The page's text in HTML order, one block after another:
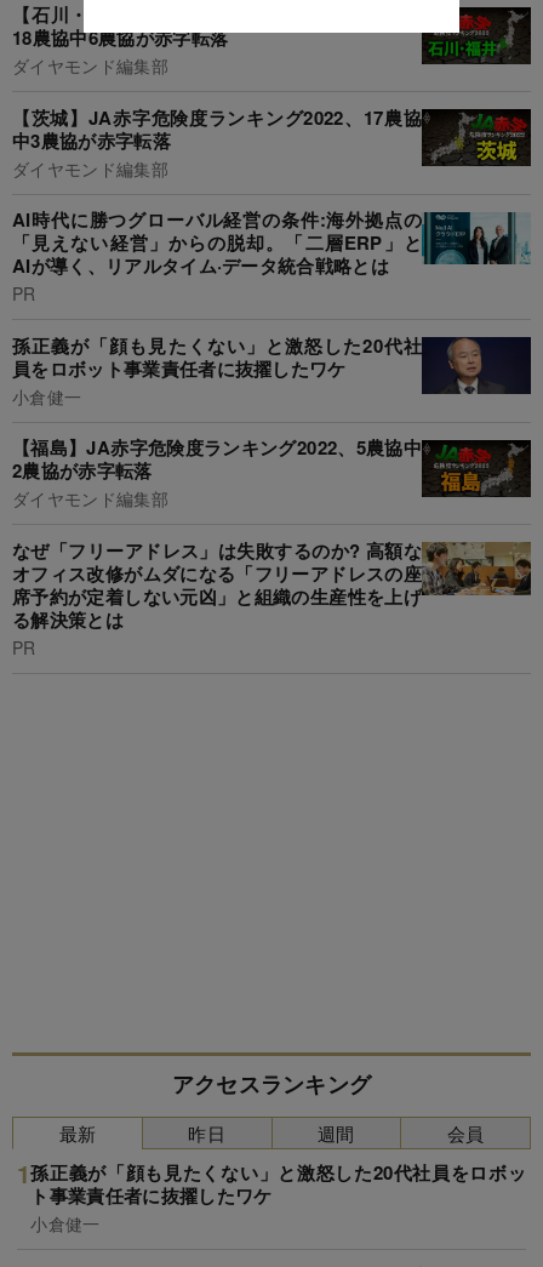
【石川・福井】JA赤字危険度ランキング2022、
18農協中6農協が赤字転落
ダイヤモンド編集部
【茨城】JA赤字危険度ランキング2022、17農協
中3農協が赤字転落
ダイヤモンド編集部
AI時代に勝つグローバル経営の条件:海外拠点の
「見えない経営」からの脱却。「二層ERP」と
AIが導く、リアルタイム·データ統合戦略とは
PR
孫正義が「顔も見たくない」と激怒した20代社
員をロボット事業責任者に抜擢したワケ
小倉健一
【福島】JA赤字危険度ランキング2022、5農協中
2農協が赤字転落
ダイヤモンド編集部
なぜ「フリーアドレス」は失敗するのか? 高額な
オフィス改修がムダになる「フリーアドレスの座
席予約が定着しない元凶」と組織の生産性を上げ
る解決策とは
PR
アクセスランキング
最新
孫正義が「顔も見たくない」と激怒した20代社員をロボッ
ト事業責任者に抜擢したワケ
小倉健一
昨日 週間 会員